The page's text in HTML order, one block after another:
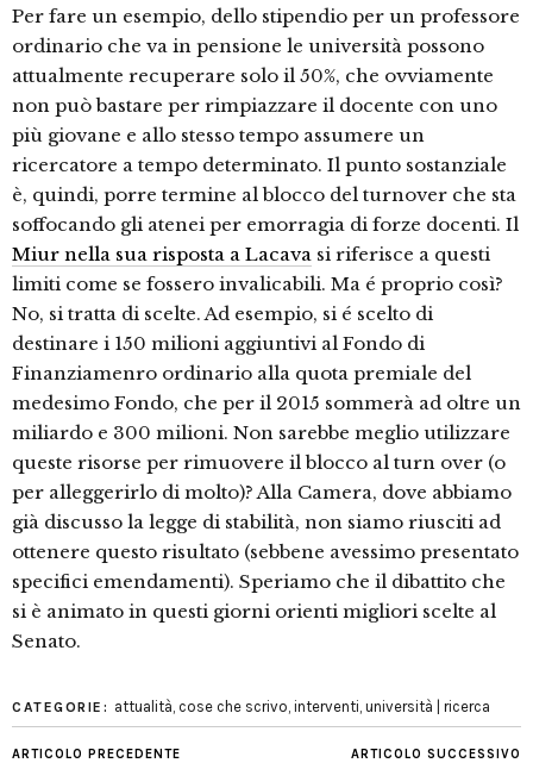
Per fare un esempio, dello stipendio per un professore
ordinario che va in pensione le università possono
attualmente recuperare solo il 50%, che ovviamente
non può bastare per rimpiazzare il docente con uno
più giovane e allo stesso tempo assumere un
ricercatore a tempo determinato. Il punto sostanziale
è, quindi, porre termine al blocco del turnover che sta
soffocando gli atenei per emorragia di forze docenti. Il
Miur nella sua risposta a Lacava si riferisce a questi
limiti come se fossero invalicabili. Ma é proprio così?
No, si tratta di scelte. Ad esempio, si é scelto di
destinare i 150 milioni aggiuntivi al Fondo di
Finanziamenro ordinario alla quota premiale del
medesimo Fondo, che per il 2015 sommerà ad oltre un
miliardo e 300 milioni. Non sarebbe meglio utilizzare
queste risorse per rimuovere il blocco al turn over (o
per alleggerirlo di molto)? Alla Camera, dove abbiamo
già discusso la legge di stabilità, non siamo riusciti ad
ottenere questo risultato (sebbene avessimo presentato
specifici emendamenti). Speriamo che il dibattito che
si è animato in questi giorni orienti migliori scelte al
Senato.
CATEGORIE: attualità, cose che scrivo, interventi, università | ricerca
ARTICOLO PRECEDENTE ARTICOLO SUCCESSIVO